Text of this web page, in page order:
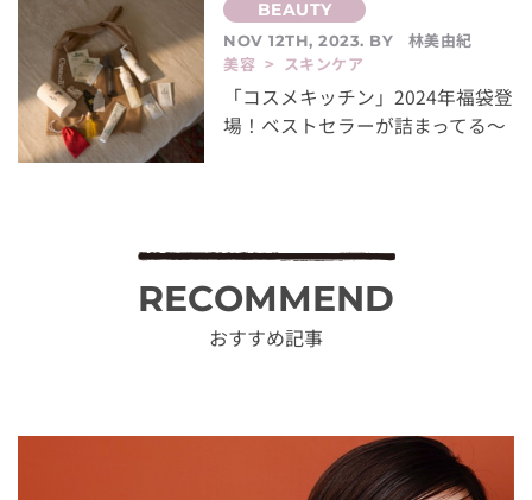
NOV 12TH, 2023. BY
林美由紀
美容 > スキンケア
「コスメキッチン」2024年福袋登
場！ベストセラーが詰まってる～
RECOMMEND
おすすめ記事